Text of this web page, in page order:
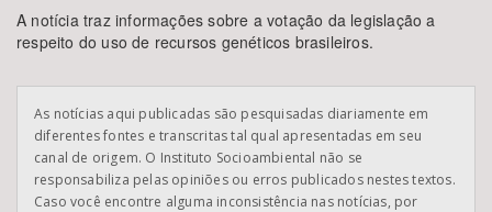
Área Protegida
BUSCAR
A notícia traz informações sobre a votação da legislação a
respeito do uso de recursos genéticos brasileiros.
As notícias aqui publicadas são pesquisadas diariamente em
diferentes fontes e transcritas tal qual apresentadas em seu
canal de origem. O Instituto Socioambiental não se
responsabiliza pelas opiniões ou erros publicados nestes textos.
Caso você encontre alguma inconsistência nas notícias, por